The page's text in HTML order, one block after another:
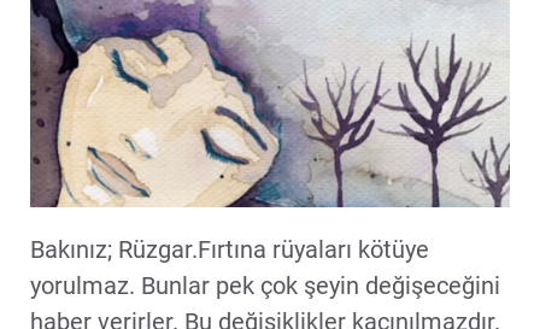
Bakınız; Rüzgar.Fırtına rüyaları kötüye
yorulmaz. Bunlar pek çok şeyin değişeceğini
haber verirler. Bu değişiklikler kaçınılmazdır.